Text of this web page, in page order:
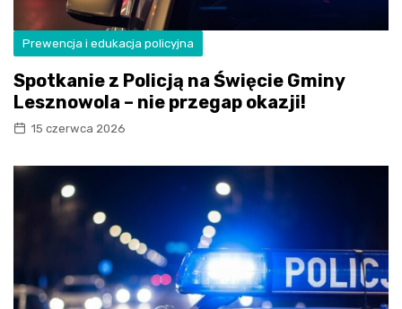
Prewencja i edukacja policyjna
Spotkanie z Policją na Święcie Gminy
Lesznowola – nie przegap okazji!
15 czerwca 2026